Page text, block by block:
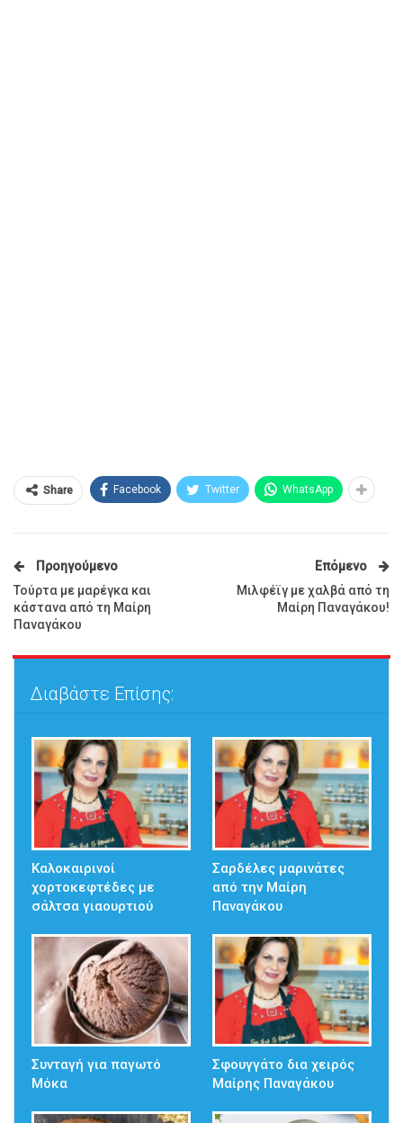
Share Facebook Twitter WhatsApp
Προηγούμενο
Τούρτα με μαρέγκα και
κάστανα από τη Μαίρη
Παναγάκου
Επόμενο
Μιλφέϊγ με χαλβά από τη
Μαίρη Παναγάκου!
Διαβάστε Επίσης:
Καλοκαιρινοί
χορτοκεφτέδες με
σάλτσα γιαουρτιού
Σαρδέλες μαρινάτες
από την Μαίρη
Παναγάκου
Συνταγή για παγωτό
Μόκα
Σφουγγάτο δια χειρός
Μαίρης Παναγάκου